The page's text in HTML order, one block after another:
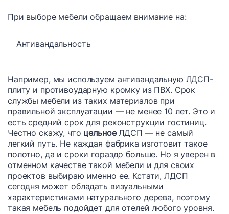
При выборе мебели обращаем внимание на:
Антивандальность
Например, мы используем антивандальную ЛДСП-
плиту и противоударную кромку из ПВХ. Срок
службы мебели из таких материалов при
правильной эксплуатации — не менее 10 лет. Это и
есть средний срок для реконструкции гостиниц.
Честно скажу, что цельноеЛДСП — не самый
легкий путь. Не каждая фабрика изготовит такое
полотно, да и сроки гораздо больше. Но я уверен в
отменном качестве такой мебели и для своих
проектов выбираю именно ее. Кстати, ЛДСП
сегодня может обладать визуальными
характеристиками натурального дерева, поэтому
такая мебель подойдет для отелей любого уровня.